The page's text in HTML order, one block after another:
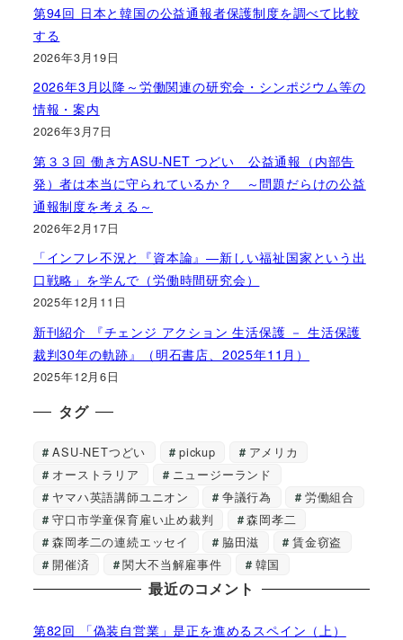
第94回 日本と韓国の公益通報者保護制度を調べて比較
する
2026年3月19日
2026年3月以降～労働関連の研究会・シンポジウム等の
情報・案内
2026年3月7日
第３３回 働き方ASU-NET つどい 公益通報（内部告
発）者は本当に守られているか？ ～問題だらけの公益
通報制度を考える～
2026年2月17日
「インフレ不況と『資本論』―新しい福祉国家という出
口戦略」を学んで（労働時間研究会）
2025年12月11日
新刊紹介 『チェンジ アクション 生活保護 － 生活保護
裁判30年の軌跡』（明石書店、2025年11月）
2025年12月6日
タグ
ASU-NETつどい pickup
アメリカ
オーストラリア
ニュージーランド
ヤマハ英語講師ユニオン
争議行為
労働組合
守口市学童保育雇い止め裁判
森岡孝二
森岡孝二の連続エッセイ
脇田滋
賃金窃盗
開催済
関大不当解雇事件 韓国
最近のコメント
第82回 「偽装自営業」是正を進めるスペイン（上）